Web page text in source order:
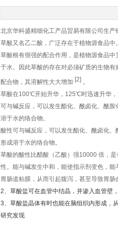
北京华科盛精细化工产品贸易有限公司生产
草酸又名乙二酸，广泛存在于植物源食品
草酸根有很强的配合作用，是植物源食品
于水。因此草酸的存在对必须矿质的生物
配合物，其溶解性大大增加 [2] 。
草酸在100℃开始升华，125℃时迅速升华，
可与碱反应，可以发生酯化、酰卤化、酰
溶于水的络合物。
酸性可与碱反应，可以发生酯化、酰卤化
形成溶于水的络合物。
草酸的酸性比醋酸（乙酸）强10000 倍，
性。能与碱发生中和，能使指示剂变色，
胃肠道粘膜，从而引起腹泻，甚至导致胃肠
2、草酸盐可在血管中结晶，并渗入血管壁
3、草酸盐晶体有时也能在脑组织内形成，
研究发现